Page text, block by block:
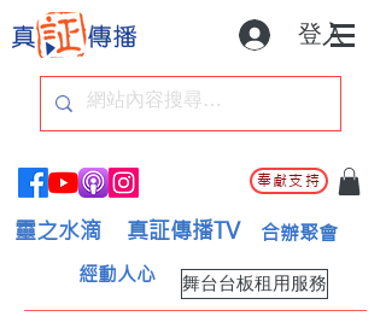
登入
奉獻支持
靈之水滴 真証傳播TV 合辦聚會
舞台台板租用服務
經動人心